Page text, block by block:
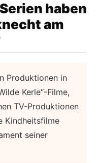
haben
am
Produktionen in
Kerle“-Filme,
TV-Produktionen
Kindheitsfilme
seiner